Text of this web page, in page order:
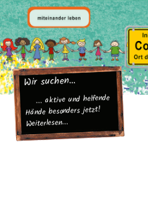
Wir suchen...
... aktive und helfende
Hände besonders jetzt!
Weiterlesen...